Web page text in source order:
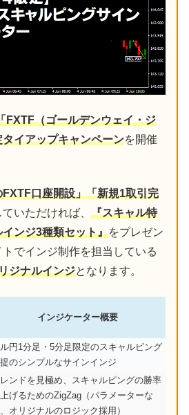
FXTF（ゴールデンウェイ・ジ
イアップキャンペーンを開催
口座開設」「新規1取引完
いただければ、 『スキャル特
ンジ3種類セット』をプレゼン
トでインジ制作を担当している
ジナルインジとなります。
インジケーター概要
ル円1分足・5分足限定のスキャルピング
のシンプルなサインインジ
レンドを見極め、スキャルピングの勝率
げるためのZigZag（パラメーターな
オリジナルのロジック採用）